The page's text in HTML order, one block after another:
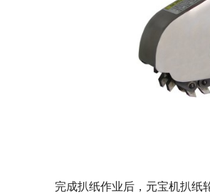
完成扒纸作业后，元宝机扒纸